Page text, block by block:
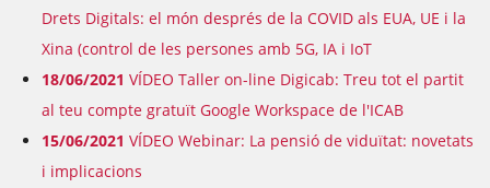
Drets Digitals: el món després de la COVID als EUA, UE i la
Xina (control de les persones amb 5G, IA i IoT
18/06/2021 VÍDEO Taller on-line Digicab: Treu tot el partit
al teu compte gratuït Google Workspace de l'ICAB
15/06/2021 VÍDEO Webinar: La pensió de viduïtat: novetats
i implicacions